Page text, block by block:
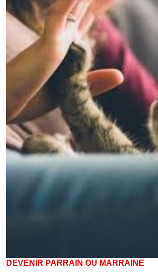
DEVENIR PARRAIN OU MARRAINE